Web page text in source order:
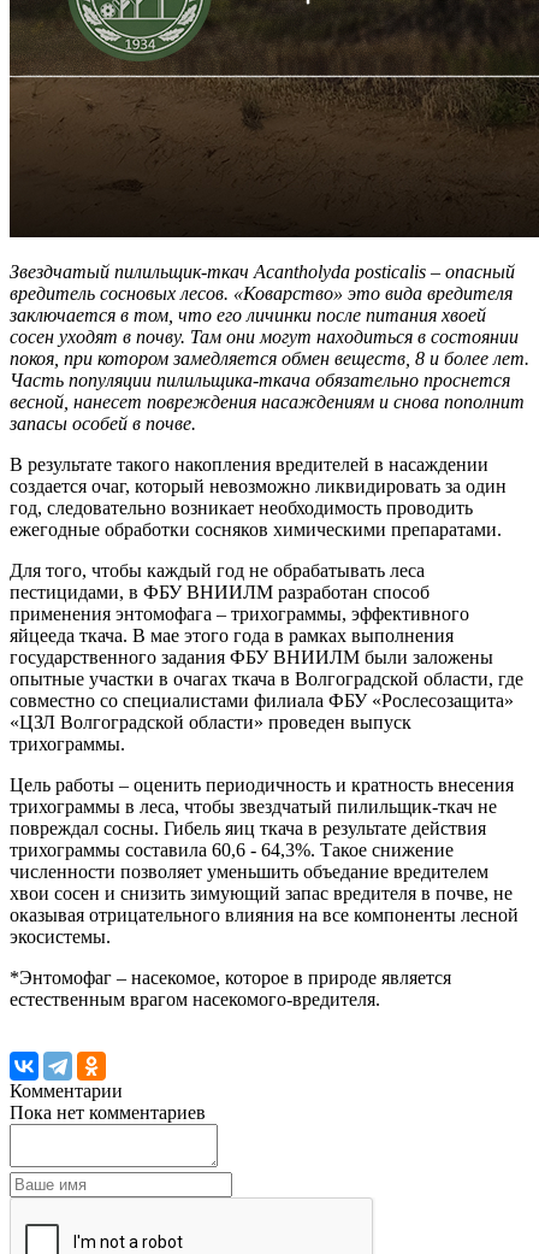
Звездчатый пилильщик-ткач Acantholyda posticalis – опасный
вредитель сосновых лесов. «Коварство» это вида вредителя
заключается в том, что его личинки после питания хвоей
сосен уходят в почву. Там они могут находиться в состоянии
покоя, при котором замедляется обмен веществ, 8 и более лет.
Часть популяции пилильщика-ткача обязательно проснется
весной, нанесет повреждения насаждениям и снова пополнит
запасы особей в почве.
В результате такого накопления вредителей в насаждении
создается очаг, который невозможно ликвидировать за один
год, следовательно возникает необходимость проводить
ежегодные обработки сосняков химическими препаратами.
Для того, чтобы каждый год не обрабатывать леса
пестицидами, в ФБУ ВНИИЛМ разработан способ
применения энтомофага – трихограммы, эффективного
яйцееда ткача. В мае этого года в рамках выполнения
государственного задания ФБУ ВНИИЛМ были заложены
опытные участки в очагах ткача в Волгоградской области, где
совместно со специалистами филиала ФБУ «Рослесозащита»
«ЦЗЛ Волгоградской области» проведен выпуск
трихограммы.
Цель работы – оценить периодичность и кратность внесения
трихограммы в леса, чтобы звездчатый пилильщик-ткач не
повреждал сосны. Гибель яиц ткача в результате действия
трихограммы составила 60,6 - 64,3%. Такое снижение
численности позволяет уменьшить объедание вредителем
хвои сосен и снизить зимующий запас вредителя в почве, не
оказывая отрицательного влияния на все компоненты лесной
экосистемы.
*Энтомофаг – насекомое, которое в природе является
естественным врагом насекомого-вредителя.
Комментарии
Пока нет комментариев